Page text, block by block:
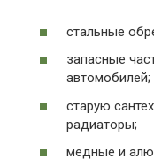
стальные
запасные
автомобилей;
старую
радиаторы;
медные и